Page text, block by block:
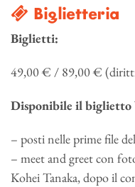
Biglietteria
Biglietti:
49,00 € / 89,00 €
Disponibile il biglietto
– posti nelle prime file
– meet and greet con
Kohei Tanaka, dopo il